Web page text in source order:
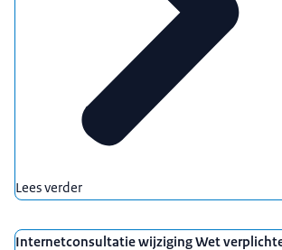
Lees verder
Internetconsultatie wijziging Wet